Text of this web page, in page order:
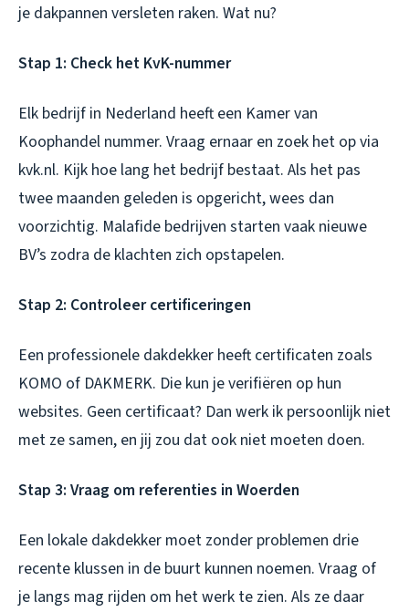
je dakpannen versleten raken. Wat nu?
Stap 1: Check het KvK-nummer
Elk bedrijf in Nederland heeft een Kamer van
Koophandel nummer. Vraag ernaar en zoek het op via
kvk.nl. Kijk hoe lang het bedrijf bestaat. Als het pas
twee maanden geleden is opgericht, wees dan
voorzichtig. Malafide bedrijven starten vaak nieuwe
BV’s zodra de klachten zich opstapelen.
Stap 2: Controleer certificeringen
Een professionele dakdekker heeft certificaten zoals
KOMO of DAKMERK. Die kun je verifiëren op hun
websites. Geen certificaat? Dan werk ik persoonlijk niet
met ze samen, en jij zou dat ook niet moeten doen.
Stap 3: Vraag om referenties in Woerden
Een lokale dakdekker moet zonder problemen drie
recente klussen in de buurt kunnen noemen. Vraag of
je langs mag rijden om het werk te zien. Als ze daar